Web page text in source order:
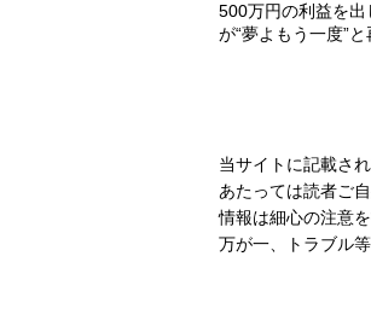
500万円の利益を出
が“夢よもう一度”と
当サイトに記載さ
あたっては読者ご
情報は細心の注意
万が一、トラブル